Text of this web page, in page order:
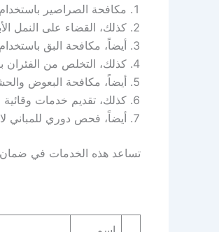
مكافحة الصراصير
كذلك، القضاء على النمل
أيضاً، مكافحة البق
كذلك، التخلص من الفئران
أيضاً، مكافحة البعوض
كذلك، تقديم خدمات
أيضاً، فحص دوري للمباني
تساعد هذه الخدمات في ضمان